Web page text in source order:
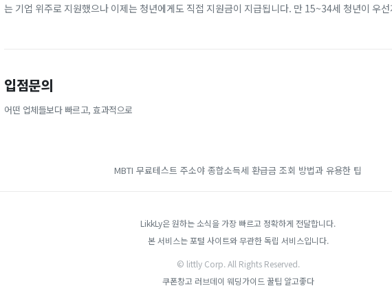
는 기업 위주로 지원했으나 이제는 청년에게도 직접 지원금이 지급됩니다. 만 15~34세 청년이 우
입점문의
어떤 업체들보다 빠르고, 효과적으로
MBTI 무료테스트 주소야 종합소득세 환급금 조회 방법과 유용한 팁
LikkLy은 원하는 소식을 가장 빠르고 정확하게 전달합니다.
본 서비스는 포털 사이트와 무관한 독립 서비스입니다.
© littly Corp. All Rights Reserved.
쿠폰창고 러브데이 웨딩가이드 꿀팁 알고좋다